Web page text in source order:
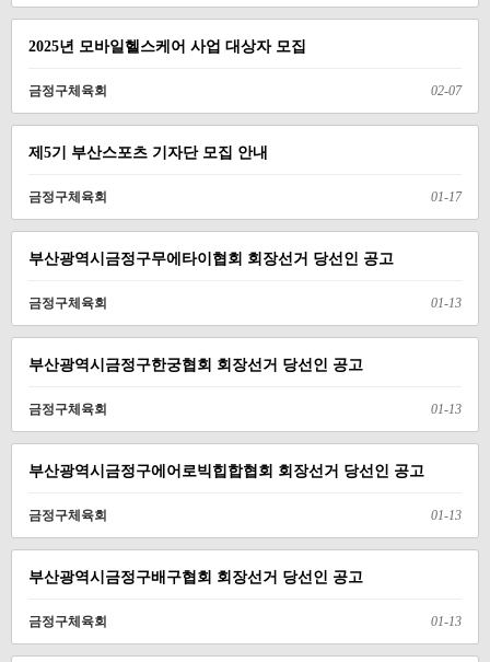
2025년 모바일헬스케어 사업 대상자 모집
금정구체육회 02-07
제5기 부산스포츠 기자단 모집 안내
금정구체육회 01-17
부산광역시금정구무에타이협회 회장선거 당선인 공고
금정구체육회 01-13
부산광역시금정구한궁협회 회장선거 당선인 공고
금정구체육회 01-13
부산광역시금정구에어로빅힙합협회 회장선거 당선인 공고
금정구체육회 01-13
부산광역시금정구배구협회 회장선거 당선인 공고
금정구체육회 01-13